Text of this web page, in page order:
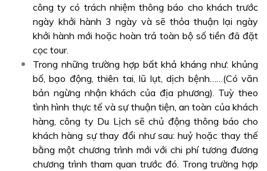
công ty có trách nhiệm thông báo cho khách trước
ngày khởi hành 3 ngày và sẽ thỏa thuận lại ngày
khởi hành mới hoặc hoàn trả toàn bộ số tiền đã đặt
cọc tour.
Trong những trường hợp bất khả kháng như: khủng
bố, bạo động, thiên tai, lũ lụt, dịch bệnh……(Có văn
bản ngừng nhận khách của địa phương). Tuỳ theo
tình hình thực tế và sự thuận tiện, an toàn của khách
hàng, công ty Du Lịch sẽ chủ động thông báo cho
khách hàng sự thay đổi như sau: huỷ hoặc thay thế
bằng một chương trình mới với chi phí tương đương
chương trình tham quan trước đó. Trong trường hợp